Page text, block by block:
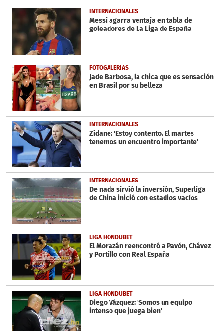
2
minutes,
seconds
INTERNACIONALES
Messi agarra ventaja en tabla de
goleadores de La Liga de España
FOTOGALERÍAS
Jade Barbosa, la chica que es sensación
en Brasil por su belleza
INTERNACIONALES
Zidane: 'Estoy contento. El martes
tenemos un encuentro importante'
INTERNACIONALES
De nada sirvió la inversión, Superliga
de China inició con estadios vacíos
LIGA HONDUBET
El Morazán reencontró a Pavón, Chávez
y Portillo con Real España
LIGA HONDUBET
Diego Vázquez: 'Somos un equipo
intenso que juega bien'